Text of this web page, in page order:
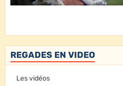
REGADES EN VIDEO
Les vidéos